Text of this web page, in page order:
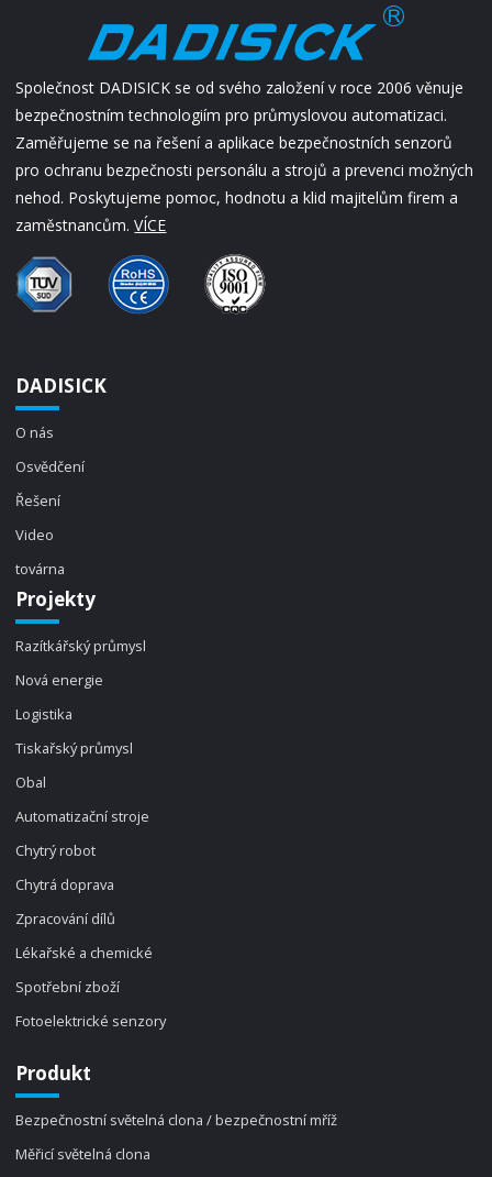
Společnost DADISICK se od svého založení v roce 2006 věnuje
bezpečnostním technologiím pro průmyslovou automatizaci.
Zaměřujeme se na řešení a aplikace bezpečnostních senzorů
pro ochranu bezpečnosti personálu a strojů a prevenci možných
nehod. Poskytujeme pomoc, hodnotu a klid majitelům firem a
zaměstnancům.VÍCE
DADISICK
O nás
Osvědčení
Řešení
Video
továrna
Projekty
Razítkářský průmysl
Nová energie
Logistika
Tiskařský průmysl
Obal
Automatizační stroje
Chytrý robot
Chytrá doprava
Zpracování dílů
Lékařské a chemické
Spotřební zboží
Fotoelektrické senzory
Produkt
Bezpečnostní světelná clona / bezpečnostní mříž
Měřicí světelná clona